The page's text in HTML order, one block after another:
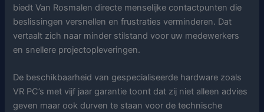
biedt Van Rosmalen directe menselijke contactpunten die
beslissingen versnellen en frustraties verminderen. Dat
vertaalt zich naar minder stilstand voor uw medewerkers
en snellere projectopleveringen.
De beschikbaarheid van gespecialiseerde hardware zoals
VR PC’s met vijf jaar garantie toont dat zij niet alleen advies
geven maar ook durven te staan voor de technische